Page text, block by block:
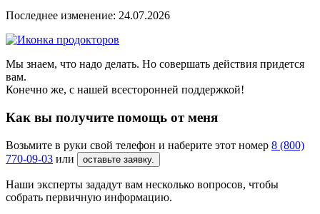
Последнее изменение: 24.07.2026
Мы знаем, что надо делать. Но совершать действия придется
вам.
Конечно же, с нашей всесторонней поддержкой!
Как вы получите помощь от меня
Возьмите в руки свой телефон и наберите этот номер 8 (800)
770-09-03 или оставьте заявку.
Наши эксперты зададут вам несколько вопросов, чтобы
собрать первичную информацию.